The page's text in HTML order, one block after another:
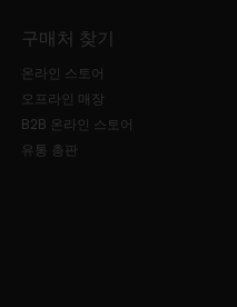
구매처 찾기
온라인 스토어
오프라인 매장
B2B 온라인 스토어
유통 총판